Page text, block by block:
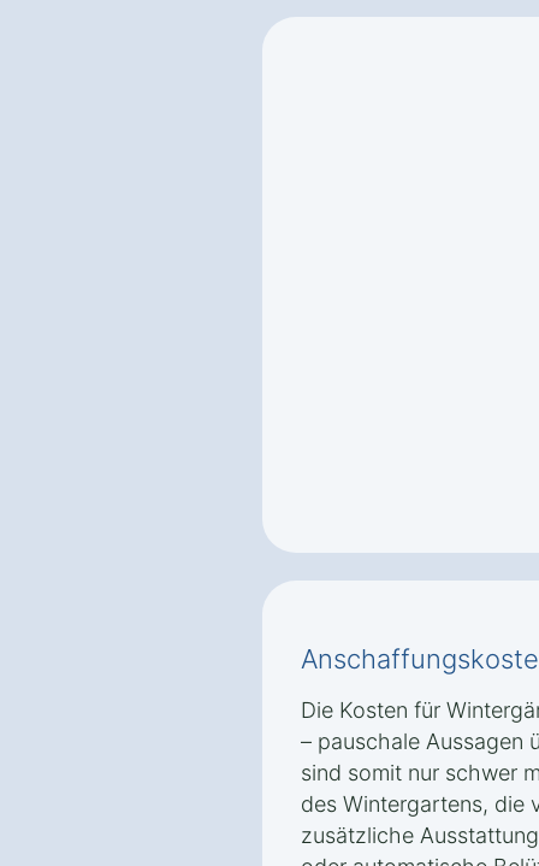
Die Kosten für
– pauschale Aussagen
sind somit nur schwer
des Wintergartens, die
zusätzliche